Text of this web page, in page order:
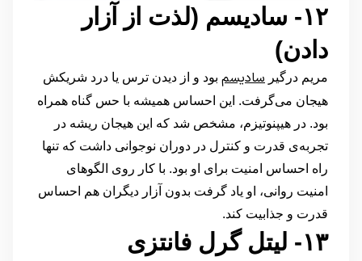
۱۲- سادیسم (لذت از آزار
دادن)
مریم درگیر سادیسم بود و از دیدن ترس یا درد شریکش
هیجان می‌گرفت. این احساس همیشه با حس گناه همراه
بود. در هیپنوتیزم، مشخص شد که این هیجان ریشه در
تجربه‌ی قدرت و کنترل در دوران نوجوانی داشت که تنها
راه احساس امنیت برای او بود. با کار روی الگوهای
امنیت روانی، او یاد گرفت بدون آزار دیگران هم احساس
قدرت و جذابیت کند.
۱۳- لیتل گرل فانتزی